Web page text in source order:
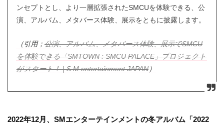
ンセプトとし、より一層拡張されたSMCUを体験できる、公
演、アルバム、メタバース体験、展示をともに披露します。
（引用； 公演、アルバム、メタバース体験、展示でSMCU
を体験できる「SMTOWN : SMCU PALACE」プロジェクト
がスタート！ | S.M.entertainment JAPAN）
2022年12月、SMエンターテインメントの冬アルバム「2022